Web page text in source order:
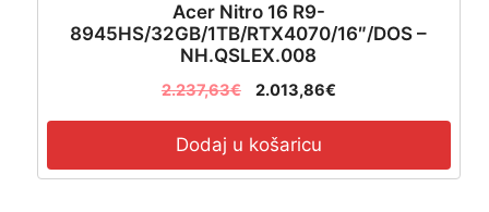
Acer Nitro 16 R9-
8945HS/32GB/1TB/RTX4070/16″/DOS –
NH.QSLEX.008
2.237,63€ 2.013,86€
Dodaj u košaricu